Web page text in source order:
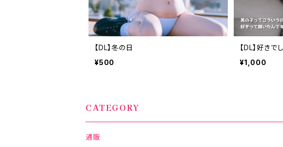
【DL】冬の日
¥500
【DL】好きで
¥1,000
CATEGORY
通販